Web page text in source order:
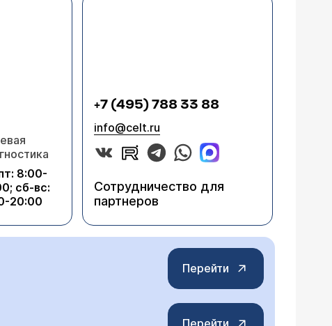
8:00-
сб-вс:
20:00
+7 (495) 788 33 88
info@celt.ru
Сотрудничество для
партнеров
Перейти
Перейти